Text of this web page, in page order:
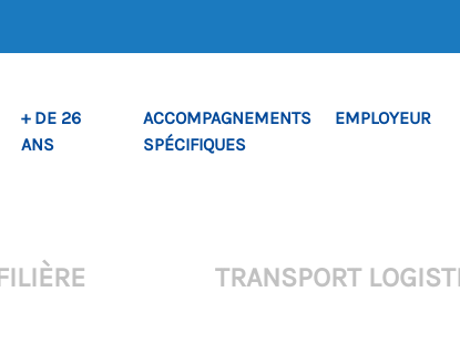
+ DE 26
ANS
ACCOMPAGNEMENTS
SPÉCIFIQUES
EMPLOYEUR
TRANSPORT